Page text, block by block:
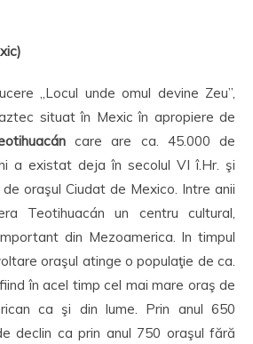
„Locul unde omul devine Zeu”,
situat în Mexic în apropiere de
care are ca. 45.000 de
a existat deja în secolul VI î.Hr. şi
oraşul Ciudat de Mexico. Intre anii
Teotihuacán un centru cultural,
din Mezoamerica. In timpul
oraşul atinge o populaţie de ca.
în acel timp cel mai mare oraş de
ca şi din lume. Prin anul 650
declin ca prin anul 750 oraşul fără